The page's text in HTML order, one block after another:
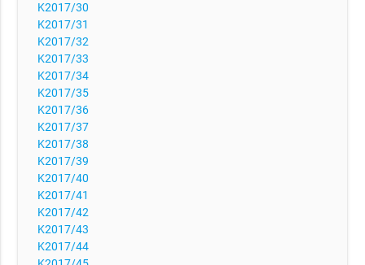
K2017/30
K2017/31
K2017/32
K2017/33
K2017/34
K2017/35
K2017/36
K2017/37
K2017/38
K2017/39
K2017/40
K2017/41
K2017/42
K2017/43
K2017/44